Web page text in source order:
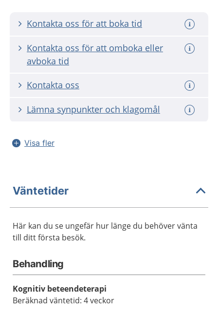
Kontakta oss för att boka tid
Kontakta oss för att omboka eller
avboka tid
Kontakta oss
Lämna synpunkter och klagomål
Visa fler
Väntetider
Här kan du se ungefär hur länge du behöver vänta
till ditt första besök.
Behandling
Kognitiv beteendeterapi
Beräknad väntetid: 4 veckor